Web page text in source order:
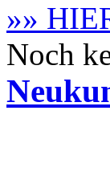
»»
Noch